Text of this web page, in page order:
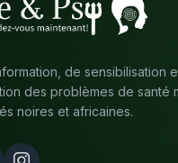
de sensibilisation
des problèmes de santé
noires et africaines.